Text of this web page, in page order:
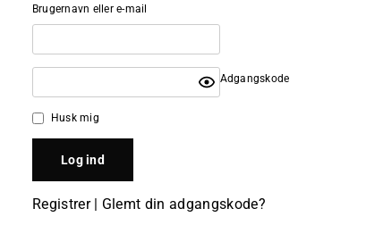
Brugernavn eller e-mail
Adgangskode
Husk mig
Registrer| Glemt din adgangskode?